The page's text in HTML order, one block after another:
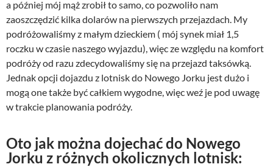
a później mój mąż zrobił to samo, co pozwoliło nam
zaoszczędzić kilka dolarów na pierwszych przejazdach. My
podróżowaliśmy z małym dzieckiem ( mój synek miał 1,5
roczku w czasie naszego wyjazdu), więc ze względu na komfort
podróży od razu zdecydowaliśmy się na przejazd taksówką.
Jednak opcji dojazdu z lotnisk do Nowego Jorku jest dużo i
mogą one także być całkiem wygodne, więc weź je pod uwagę
w trakcie planowania podróży.
Oto jak można dojechać do Nowego
Jorku z różnych okolicznych lotnisk: